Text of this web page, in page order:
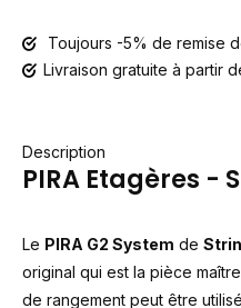
Toujours -5% de remise
Livraison gratuite à partir
Description
PIRA Etagères -
Le PIRA G2 System de
original qui est la pièce
de rangement peut être